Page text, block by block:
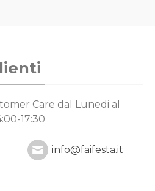
Care dal Lunedi al
17:30
info@faifesta.it